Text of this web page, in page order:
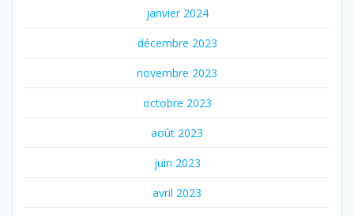
janvier 2024
décembre 2023
novembre 2023
octobre 2023
août 2023
juin 2023
avril 2023